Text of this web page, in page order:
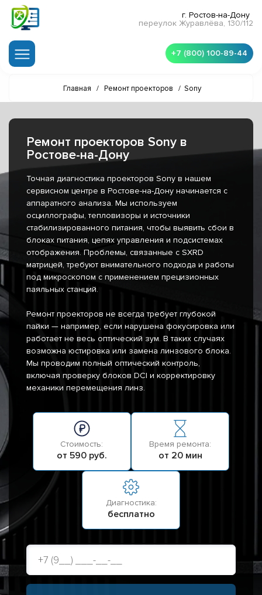
г. Ростов-на-Дону
переулок Журавлёва, 130/112
+7 (800) 100-89-44
Главная / Ремонт проекторов / Sony
Ремонт проекторов Sony в
Ростове-на-Дону
Точная диагностика проекторов Sony в нашем
сервисном центре в Ростове-на-Дону начинается с
аппаратного анализа. Мы используем
осциллографы, тепловизоры и источники
стабилизированного питания, чтобы выявить сбои в
блоках питания, цепях управления и подсистемах
отображения. Проблемы, связанные с SXRD
матрицей, требуют внимательного подхода и работы
под микроскопом с применением прецизионных
паяльных станций.
Ремонт проекторов не всегда требует глубокой
пайки — например, если нарушена фокусировка или
работает не весь оптический зум. В таких случаях
возможна юстировка или замена линзового блока.
Мы проводим полный оптический контроль,
включая проверку блоков DCI и корректировку
механики перемещения линз.
Стоимость:
от 590 руб.
Время ремонта:
от 20 мин
Диагностика:
бесплатно